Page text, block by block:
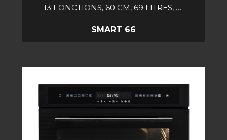
13 FONCTIONS, 60 CM, 69 LITRES, …
SMART 66